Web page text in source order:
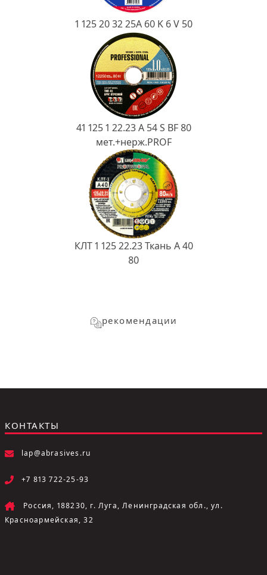
1 125 20 32 25А 60 K 6 V 50
41 125 1 22.23 A 54 S BF 80
мет.+нерж.PROF
КЛТ 1 125 22.23 Ткань A 40
80
рекомендации
КОНТАКТЫ
lap@abrasives.ru
+7 813 722-25-93
Россия, 188230, г. Луга, Ленинградская обл., ул.
Красноармейская, 32